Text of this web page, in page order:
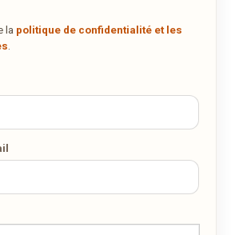
LA LIVRAISON
la politique de confidentialité et les